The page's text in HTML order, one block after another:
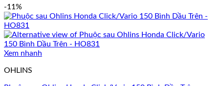
-11%
Xem nhanh
OHLINS